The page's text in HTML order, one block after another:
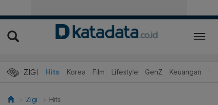
ZIGI Hits Korea Film Lifestyle GenZ Keuangan
Zigi Hits